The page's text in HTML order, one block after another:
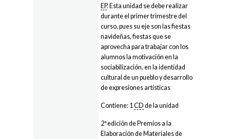
EP. Esta unidad se debe realizar
durante el primer trimestre del
curso, pues su eje son las fiestas
navideñas, fiestas que se
aprovecha para trabajar con los
alumnos la motivación en la
sociabilización, en la identidad
cultural de un pueblo y desarrollo
de expresiones artísticas
Contiene: 1CD de la unidad
2ª edición de Premios a la
Elaboración de Materiales de